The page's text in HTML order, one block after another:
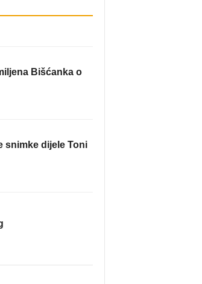
Bišćanka o
snimke dijele Toni